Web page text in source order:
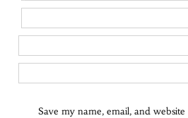
Save my name, email, and